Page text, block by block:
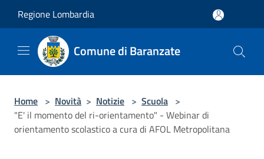
Regione Lombardia
Comune di Baranzate
Home > Novità > Notizie > Scuola >
"E' il momento del ri-orientamento" - Webinar di
orientamento scolastico a cura di AFOL Metropolitana